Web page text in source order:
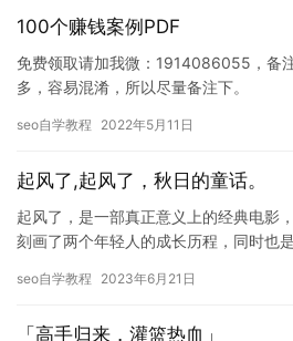
100个赚钱案例PDF
免费领取请加我微：1914086055，备
多，容易混淆，所以尽量备注下。
seo自学教程 2022年5月11日
起风了,起风了，秋日的童话。
起风了，是一部真正意义上的经典电影
刻画了两个年轻人的成长历程，同时也
感动。…
seo自学教程 2023年6月21日
「高手归来，灌篮热血」